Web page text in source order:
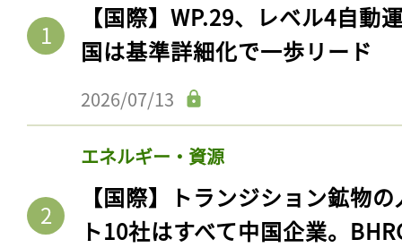
【国際】WP.29、レベル4自動
国は基準詳細化で一歩リード
2026/07/13
エネルギー・資源
【国際】トランジション鉱物
ト10社はすべて中国企業。